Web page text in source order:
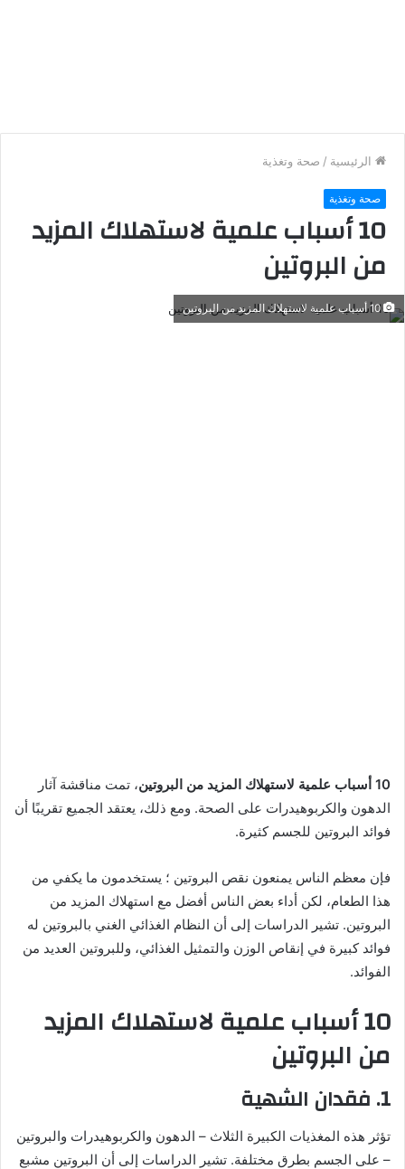
الرئيسية / صحة وتغذية
صحة وتغذية
10 أسباب علمية لاستهلاك المزيد
من البروتين
10 أسباب علمية لاستهلاك المزيد من البروتين
10 أسباب علمية لاستهلاك المزيد من البروتين
، تمت مناقشة آثار
الدهون والكربوهيدرات على الصحة. ومع ذلك، يعتقد الجميع تقريبًا أن
فوائد البروتين للجسم كثيرة.
فإن معظم الناس يمنعون نقص البروتين ؛ يستخدمون ما يكفي من
هذا الطعام، لكن أداء بعض الناس أفضل مع استهلاك المزيد من
البروتين. تشير الدراسات إلى أن النظام الغذائي الغني بالبروتين له
فوائد كبيرة في إنقاص الوزن والتمثيل الغذائي، وللبروتين العديد من
الفوائد.
10 أسباب علمية لاستهلاك المزيد
من البروتين
1. فقدان الشهية
تؤثر هذه المغذيات الكبيرة الثلاث – الدهون والكربوهيدرات والبروتين
– على الجسم بطرق مختلفة. تشير الدراسات إلى أن البروتين مشبع